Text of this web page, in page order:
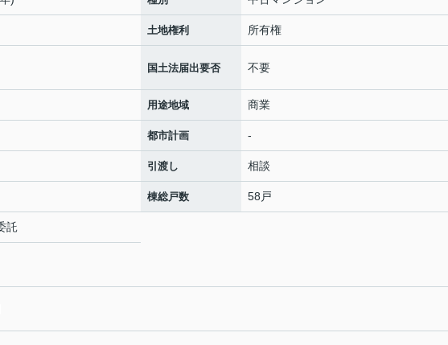
土地権利 所有権
国土法届出要否 不要
用途地域 商業
都市計画 -
引渡し 相談
棟総戸数 58戸
託